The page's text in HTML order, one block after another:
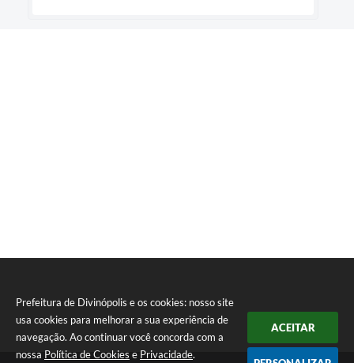
Prefeitura de Divinópolis e os cookies: nosso site
usa cookies para melhorar a sua experiência de
navegação. Ao continuar você concorda com a
nossa Política de Cookies e Privacidade.
ACEITAR